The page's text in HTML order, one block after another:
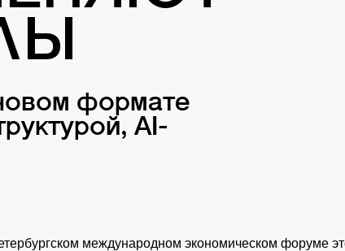
формате
AI-
международном экономическом форуме